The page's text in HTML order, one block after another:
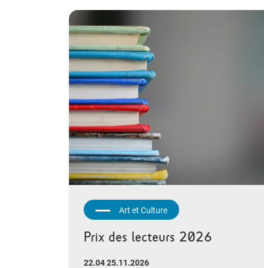
Art et Culture
Prix des lecteurs 2026
22.04 25.11.2026